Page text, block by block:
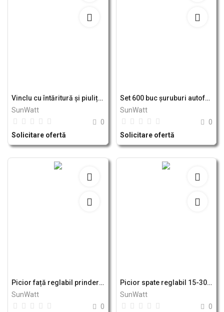
Vinclu cu întăritură și piuliță prinderi panou solar fotovoltaic sistem B - Breckner Germany
SunWatt
0
Solicitare ofertă
Set 600 buc șuruburi autoforante cap hexagonal cu șaibă EPDM 4.8x25mm DIN7504K - Breckner Germany
SunWatt
0
Solicitare ofertă
Picior față reglabil prinderi panou solar fotovoltaic - sistem A Breckner Germany
SunWatt
0
Picior spate reglabil 15-30 grade prinderi panou solar fotovoltaic - sistem A Breckner Germany
SunWatt
0